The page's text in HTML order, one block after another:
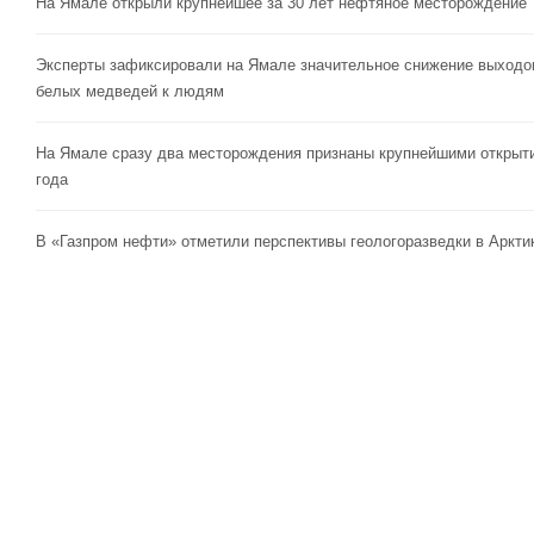
Эксперты зафиксировали на Ямале значительное снижение
белых медведей к людям
На Ямале сразу два месторождения признаны крупнейшими
года
В «Газпром нефти» отметили перспективы геологоразведки в